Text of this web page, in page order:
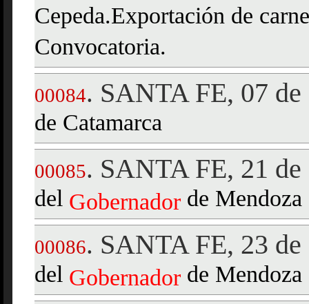
Cepeda.Exportación de
Convocatoria.
00084. SANTA FE, 07 de
de Catamarca
00085. SANTA FE, 21 de
del Gobernador de Mendoza
00086. SANTA FE, 23 de
del Gobernador de Mendoza